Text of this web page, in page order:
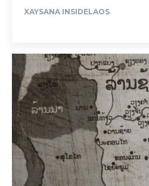
XAYSANA INSIDELAOS